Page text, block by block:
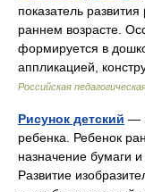
показатель
раннем возрасте.
формируется в
аппликацией,
Российская
Рисунок детский —
ребенка. Ребенок
назначение бумаги
Развитие